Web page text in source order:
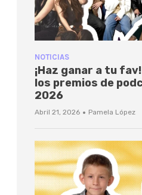
NOTICIAS
¡Haz ganar a tu
los premios de
2026
Abril 21, 2026 · Pamela López